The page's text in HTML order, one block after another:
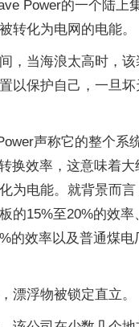
Power的一个陆上
转化为电网的电能。
，当海浪太高时，
以保护自己，一旦
声称它的整个系
换效率，这意味着
为电能。就背景而
的15%至20%的效率
的效率以及普通煤电
漂浮物被锁定直立。